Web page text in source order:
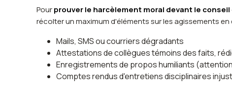
Pourprouver le harcèlement moral devant le
récolter un maximum d'éléments sur les agissements en
Mails, SMS ou courriers dégradants
Attestations de collègues témoins des faits,
Enregistrements de propos humiliants
Comptes rendus d'entretiens disciplinaires